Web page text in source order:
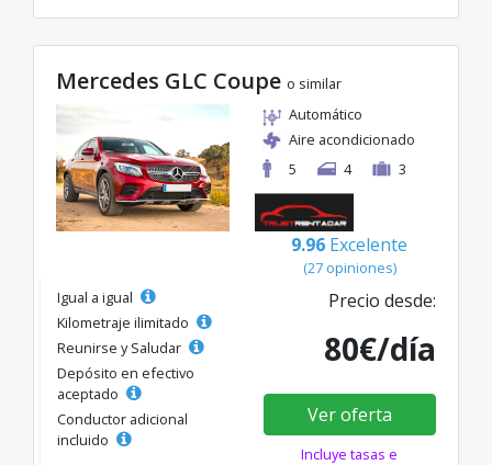
Mercedes GLC Coupe o similar
Automático
Aire acondicionado
5
4 3
9.96 Excelente
(27 opiniones)
Igual a igual
Kilometraje ilimitado
Reunirse y Saludar
Depósito en efectivo
aceptado
Conductor adicional
incluido
Precio desde:
80€/día
Ver oferta
Incluye tasas e